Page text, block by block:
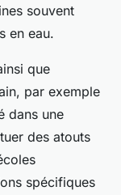
souvent
en eau.
que
par exemple
dans une
des atouts
spécifiques